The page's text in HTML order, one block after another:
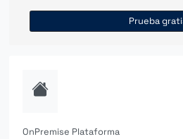
Prueba
OnPremise Plataforma